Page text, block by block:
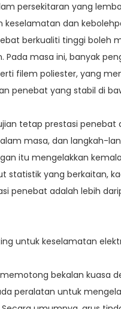
persekitaran yang
dan
berkualiti tinggi boleh
masa ini, banyak
filem poliester, yang
penebat yang stabil di
tetap prestasi penebat
masa, dan langkah-
itu mengelakkan
statistik yang berkaitan,
penebat adalah lebih
untuk keselamatan
bekalan kuasa
peralatan untuk